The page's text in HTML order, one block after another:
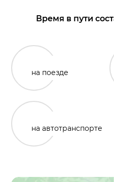
Время в пути
на поезде
на автотранспорте